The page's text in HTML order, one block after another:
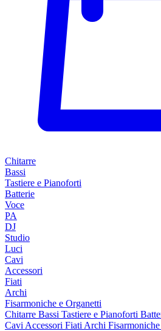
Chitarre
Bassi
Tastiere e Pianoforti
Batterie
Voce
PA
DJ
Studio
Luci
Cavi
Accessori
Fiati
Archi
Fisarmoniche e Organetti
Chitarre Bassi Tastiere e Pianoforti
Cavi Accessori Fiati Archi